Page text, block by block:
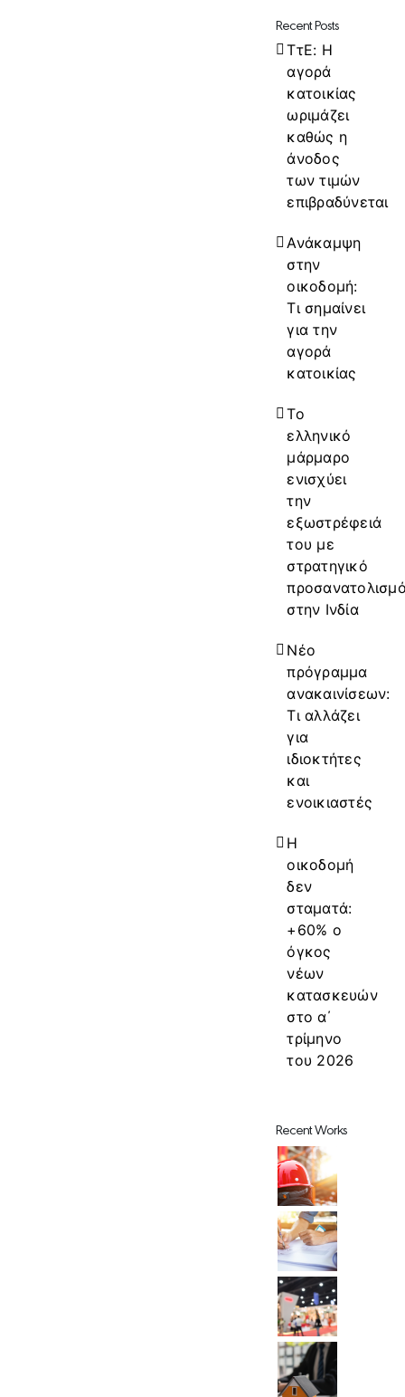
Recent Posts
ΤτΕ: Η
αγορά
κατοικίας
ωριμάζει
καθώς η
άνοδος
των τιμών
επιβραδύνεται
Ανάκαμψη
στην
οικοδομή:
Τι σημαίνει
για την
αγορά
κατοικίας
Το
ελληνικό
μάρμαρο
ενισχύει
την
εξωστρέφειά
του με
στρατηγικό
στην Ινδία
Νέο
πρόγραμμα
ανακαινίσεων:
Τι αλλάζει
για
ιδιοκτήτες
και
ενοικιαστές
Η
οικοδομή
δεν
σταματά:
+60% ο
όγκος
νέων
κατασκευών
στο α΄
τρίμηνο
του 2026
Recent Works